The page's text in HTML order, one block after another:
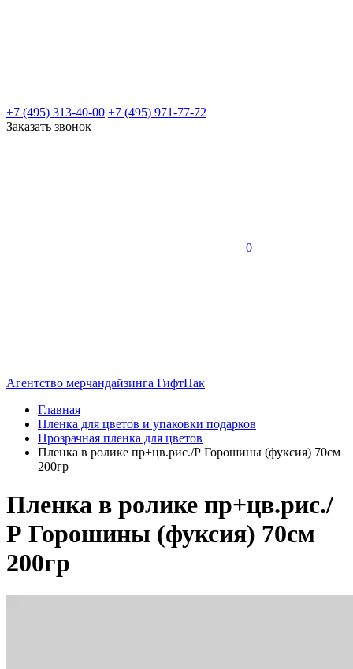
+7 (495) 313-40-00 +7 (495) 971-77-72
Заказать звонок
0
Агентство мерчандайзинга ГифтПак
Главная
Пленка для цветов и упаковки подарков
Прозрачная пленка для цветов
Пленка в ролике пр+цв.рис./Р Горошины (фуксия) 70см
200гр
Пленка в ролике пр+цв.рис./
Р Горошины (фуксия) 70см
200гр